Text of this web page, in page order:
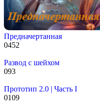
Предначертанная
0452
Развод с шейхом
093
Прототип 2.0 | Часть I
0109